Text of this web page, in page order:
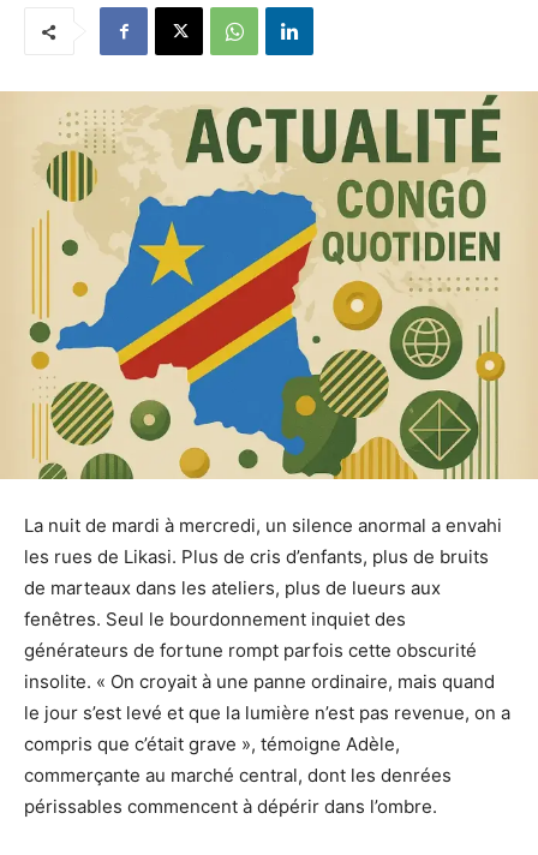
La nuit de mardi à mercredi, un silence anormal a envahi
les rues de Likasi. Plus de cris d’enfants, plus de bruits
de marteaux dans les ateliers, plus de lueurs aux
fenêtres. Seul le bourdonnement inquiet des
générateurs de fortune rompt parfois cette obscurité
insolite. « On croyait à une panne ordinaire, mais quand
le jour s’est levé et que la lumière n’est pas revenue, on a
compris que c’était grave », témoigne Adèle,
commerçante au marché central, dont les denrées
périssables commencent à dépérir dans l’ombre.